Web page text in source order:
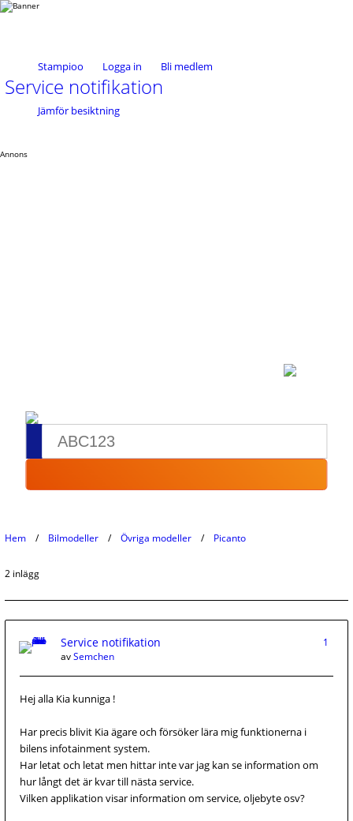
Stampioo Logga in Bli medlem
Jämför besiktning
Service notifikation
Annons
Hem Bilmodeller Övriga modeller Picanto
2 inlägg
Service notifikation
1
avSemchen
Hej alla Kia kunniga !
Har precis blivit Kia ägare och försöker lära mig funktionerna i
bilens infotainment system.
Har letat och letat men hittar inte var jag kan se information om
hur långt det är kvar till nästa service.
Vilken applikation visar information om service, oljebyte osv?